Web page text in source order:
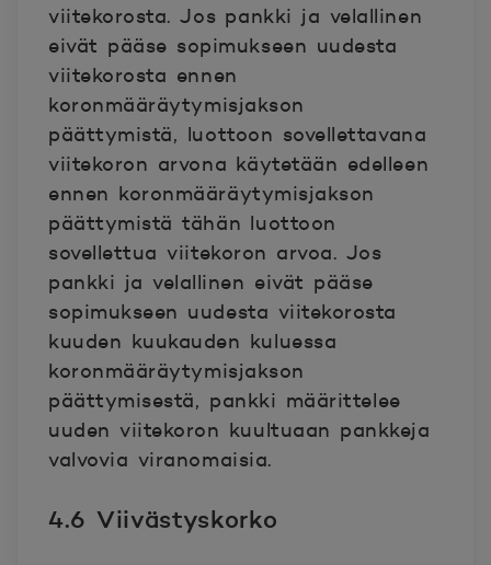
viitekorosta. Jos pankki ja velallinen
eivät pääse sopimukseen uudesta
viitekorosta ennen
koronmääräytymisjakson
päättymistä, luottoon sovellettavana
viitekoron arvona käytetään edelleen
ennen koronmääräytymisjakson
päättymistä tähän luottoon
sovellettua viitekoron arvoa. Jos
pankki ja velallinen eivät pääse
sopimukseen uudesta viitekorosta
kuuden kuukauden kuluessa
koronmääräytymisjakson
päättymisestä, pankki määrittelee
uuden viitekoron kuultuaan pankkeja
valvovia viranomaisia.
4.6 Viivästyskorko